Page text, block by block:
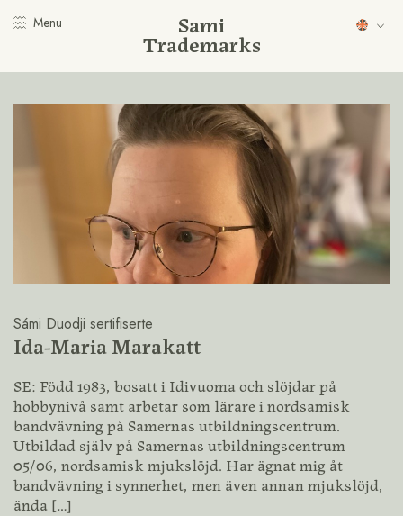
Menu Sami
Trademarks
Sámi Duodji sertifiserte
Ida-Maria Marakatt
SE: Född 1983, bosatt i Idivuoma och slöjdar på
hobbynivå samt arbetar som lärare i nordsamisk
bandvävning på Samernas utbildningscentrum.
Utbildad själv på Samernas utbildningscentrum
05/06, nordsamisk mjukslöjd. Har ägnat mig åt
bandvävning i synnerhet, men även annan mjukslöjd,
ända […]